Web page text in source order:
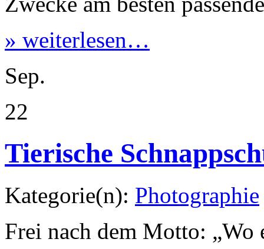
Kategorie(n):Photographie
Frei nach dem Motto:
Bernhard
Bedingungen der
Sep.
12